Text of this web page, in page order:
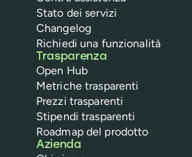
Stato dei servizi
Changelog
Richiedi una funzionalità
Trasparenza
Open Hub
Metriche trasparenti
Prezzi trasparenti
Stipendi trasparenti
Roadmap del prodotto
Azienda